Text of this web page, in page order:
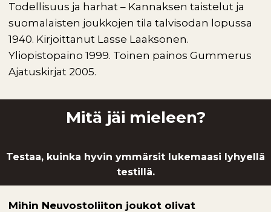
Todellisuus ja harhat – Kannaksen taistelut ja
suomalaisten joukkojen tila talvisodan lopussa
1940. Kirjoittanut Lasse Laaksonen.
Yliopistopaino 1999. Toinen painos Gummerus
Ajatuskirjat 2005.
Mitä jäi mieleen?
Testaa, kuinka hyvin ymmärsit lukemaasi lyhyellä
testillä.
Mihin Neuvostoliiton joukot olivat